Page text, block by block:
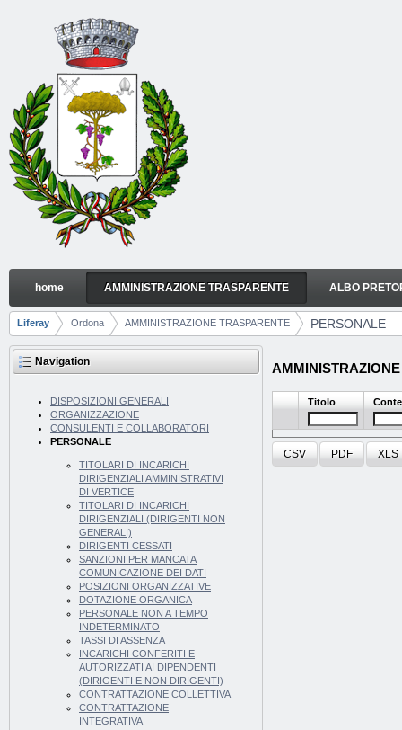
Skip to Content
PERSONALE
Navigation
home AMMINISTRAZIONE TRASPARENTE ALBO
Breadcrumbs
Liferay Ordona AMMINISTRAZIONE TRASPARENTE PERSONALE
Navigation
DISPOSIZIONI GENERALI
ORGANIZZAZIONE
CONSULENTI E COLLABORATORI
PERSONALE
TITOLARI DI INCARICHI
DIRIGENZIALI AMMINISTRATIVI
DI VERTICE
TITOLARI DI INCARICHI
DIRIGENZIALI (DIRIGENTI NON
GENERALI)
DIRIGENTI CESSATI
SANZIONI PER MANCATA
COMUNICAZIONE DEI DATI
POSIZIONI ORGANIZZATIVE
DOTAZIONE ORGANICA
PERSONALE NON A TEMPO
INDETERMINATO
TASSI DI ASSENZA
INCARICHI CONFERITI E
AUTORIZZATI AI DIPENDENTI
(DIRIGENTI E NON DIRIGENTI)
CONTRATTAZIONE COLLETTIVA
CONTRATTAZIONE
INTEGRATIVA
Titolo
CSV PDF XLS